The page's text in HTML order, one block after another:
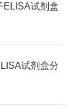
ELISA试剂盒
试剂盒分